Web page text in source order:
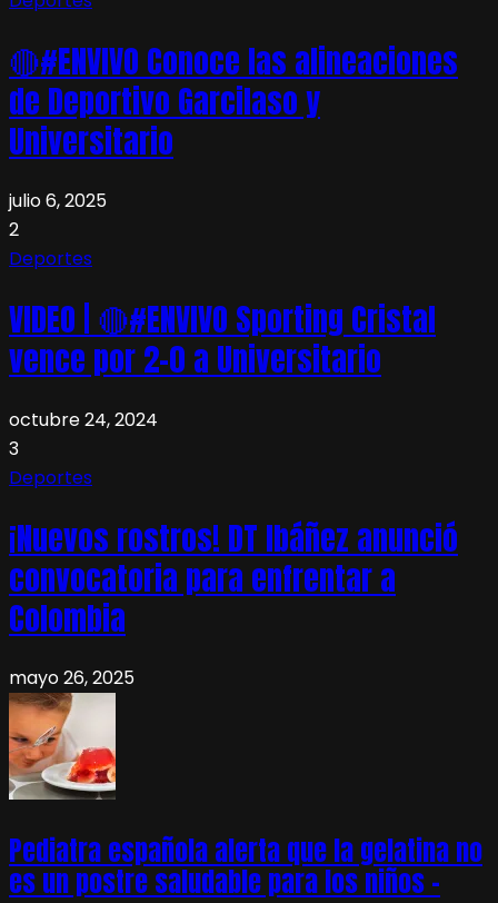
🔴#ENVIVO Conoce las alineaciones
de Deportivo Garcilaso y
Universitario
julio 6, 2025
2
Deportes
VIDEO | 🔴#ENVIVO Sporting Cristal
vence por 2-0 a Universitario
octubre 24, 2024
3
Deportes
¡Nuevos rostros! DT Ibáñez anunció
convocatoria para enfrentar a
Colombia
mayo 26, 2025
Pediatra española alerta que la gelatina no
es un postre saludable para los niños –